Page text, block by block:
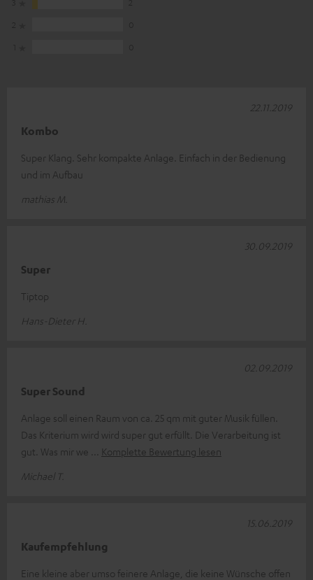
Kombo
Super Klang. Sehr kompakte Anlage. Einfach in der Bedienung
und im Aufbau
mathias M.
22.11.2019
Super
Tiptop
Hans-Dieter H.
30.09.2019
Super Sound
Anlage soll einen Raum von ca. 25 qm mit guter Musik füllen.
Das Kriterium wird wird super gut erfüllt. Die Verarbeitung ist
gut. Was mir we
Komplette Bewertung lesen
Michael T.
02.09.2019
Kaufempfehlung
Eine kleine aber umso feinere Anlage, die keine Wünsche offen
15.06.2019